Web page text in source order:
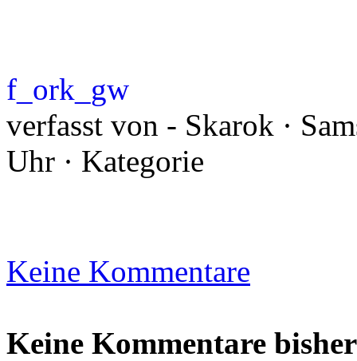
f_ork_gw
verfasst von - Skarok ·
Uhr · Kategorie
Keine Kommentare
Keine Kommentare bisher